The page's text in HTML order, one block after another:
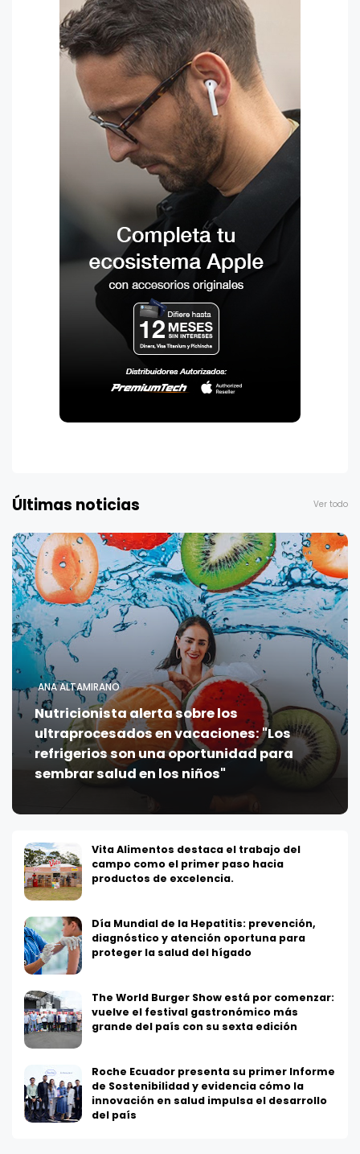
Últimas noticias Ver todo
ANA ALTAMIRANO
Nutricionista alerta sobre los
ultraprocesados en vacaciones: "Los
refrigerios son una oportunidad para
sembrar salud en los niños"
Vita Alimentos destaca el trabajo del
campo como el primer paso hacia
productos de excelencia.
Día Mundial de la Hepatitis: prevención,
diagnóstico y atención oportuna para
proteger la salud del hígado
The World Burger Show está por comenzar:
vuelve el festival gastronómico más
grande del país con su sexta edición
Roche Ecuador presenta su primer Informe
de Sostenibilidad y evidencia cómo la
innovación en salud impulsa el desarrollo
del país